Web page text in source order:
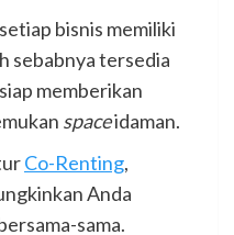
bisnis memiliki
sebabnya tersedia
memberikan
spaceidaman.
Co-Renting,
Anda
sama.